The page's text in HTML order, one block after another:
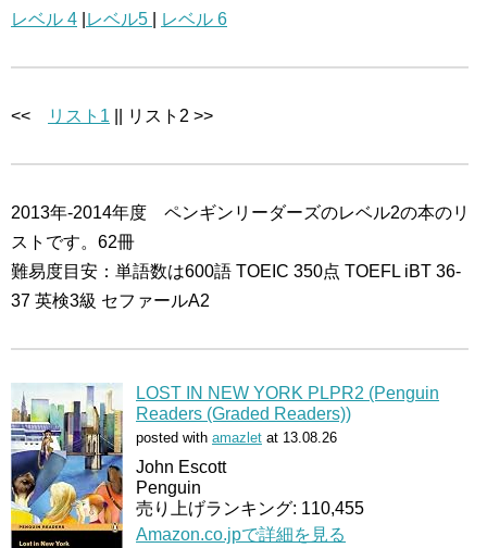
レベル 4 レベル5 レベル 6
<< リスト1 || リスト2 >>
2013年-2014年度 ペンギンリーダーズのレベル2の本のリ
ストです。62冊
難易度目安：単語数は600語 TOEIC 350点 TOEFL iBT 36-
37 英検3級 セファールA2
LOST IN NEW YORK PLPR2 (Penguin
Readers (Graded Readers))
posted with amazlet at 13.08.26
John Escott
Penguin
売り上げランキング: 110,455
Amazon.co.jpで詳細を見る